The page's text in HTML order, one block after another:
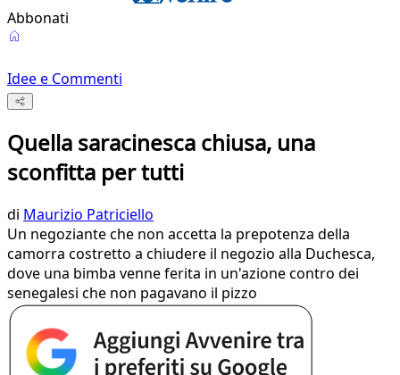
Abbonati
Idee e Commenti
Quella saracinesca chiusa, una
sconfitta per tutti
di Maurizio Patriciello
Un negoziante che non accetta la prepotenza della
camorra costretto a chiudere il negozio alla Duchesca,
dove una bimba venne ferita in un'azione contro dei
senegalesi che non pagavano il pizzo